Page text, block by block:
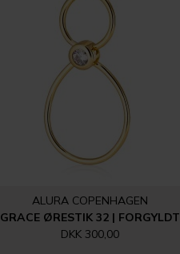
ALURA COPENHAGEN
GRACE ØRESTIK 32 | FORGYLDT
DKK 300,00